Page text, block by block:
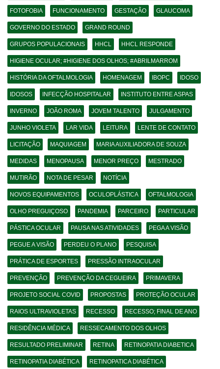
FOTOFOBIA FUNCIONAMENTO GESTAÇÃO GLAUCOMA
GOVERNO DO ESTADO GRAND ROUND
GRUPOS POPULACIONAIS HHCL HHCL RESPONDE
HIGIENE OCULAR; #HIGIENE DOS OLHOS; #ABRILMARROM
HISTÓRIA DA OFTALMOLOGIA HOMENAGEM IBOPC IDOSO
IDOSOS INFECÇÃO HOSPITALAR INSTITUTO ENTRE ASPAS
INVERNO JOÃO ROMA JOVEM TALENTO JULGAMENTO
JUNHO VIOLETA LAR VIDA LEITURA LENTE DE CONTATO
LICITAÇÃO MAQUIAGEM MARIA AUXILIADORA DE SOUZA
MEDIDAS MENOPAUSA MENOR PREÇO MESTRADO
MUTIRÃO NOTA DE PESAR NOTÍCIA
NOVOS EQUIPAMENTOS OCULOPLÁSTICA OFTALMOLOGIA
OLHO PREGUIÇOSO PANDEMIA PARCEIRO PARTICULAR
PÁSTICA OCULAR PAUSA NAS ATIVIDADES PEGA A VISÃO
PEGUE A VISÃO PERDEU O PLANO PESQUISA
PRÁTICA DE ESPORTES PRESSÃO INTRAOCULAR
PREVENÇÃO PREVENÇÃO DA CEGUEIRA PRIMAVERA
PROJETO SOCIAL COVID PROPOSTAS PROTEÇÃO OCULAR
RAIOS ULTRAVIOLETAS RECESSO RECESSO; FINAL DE ANO
RESIDÊNCIA MÉDICA RESSECAMENTO DOS OLHOS
RESULTADO PRELIMINAR RETINA RETINOPATIA DIABETICA
RETINOPATIA DIABÉTICA RETINOPATICA DIABÉTICA